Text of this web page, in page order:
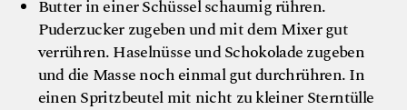
Butter in einer Schüssel schaumig rühren.
Puderzucker zugeben und mit dem Mixer gut
verrühren. Haselnüsse und Schokolade zugeben
und die Masse noch einmal gut durchrühren. In
einen Spritzbeutel mit nicht zu kleiner Sterntülle